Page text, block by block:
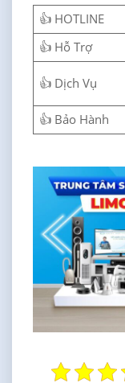
👍 HOTLINE
👍 Hỗ Trợ
👍 Dịch Vụ
👍 Bảo Hành